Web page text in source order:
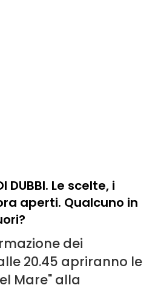
DUBBI. Le scelte, i
aperti. Qualcuno in
dei
20.45 apriranno le
Mare" alla